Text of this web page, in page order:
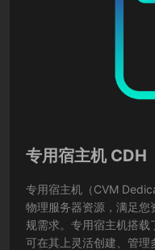
专用宿主机 CDH
专用宿主机（CVM
物理服务器资源，满足您
规需求。专用宿主机搭载
可在其上灵活创建、管理